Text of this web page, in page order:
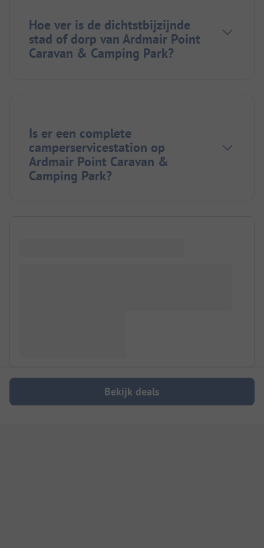
Hoe ver is de dichtstbijzijnde
stad of dorp van Ardmair Point
Caravan & Camping Park?
Is er een complete
camperservicestation op
Ardmair Point Caravan &
Camping Park?
Bekijk deals